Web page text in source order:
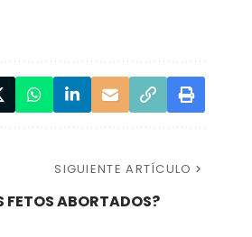
SIGUIENTE ARTÍCULO
FETOS ABORTADOS?